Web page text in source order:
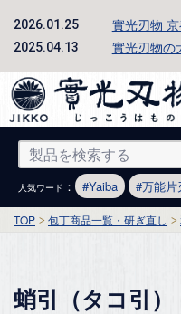
2026.01.25 實光刃物
2025.04.13 實光刃物の
人気ワード ： Yaiba 万能片
TOP 包丁商品一覧・研ぎ直し
蛸引（タコ引）